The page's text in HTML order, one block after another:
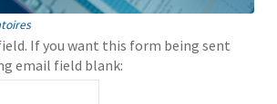
If you want this form being sent
email field blank: